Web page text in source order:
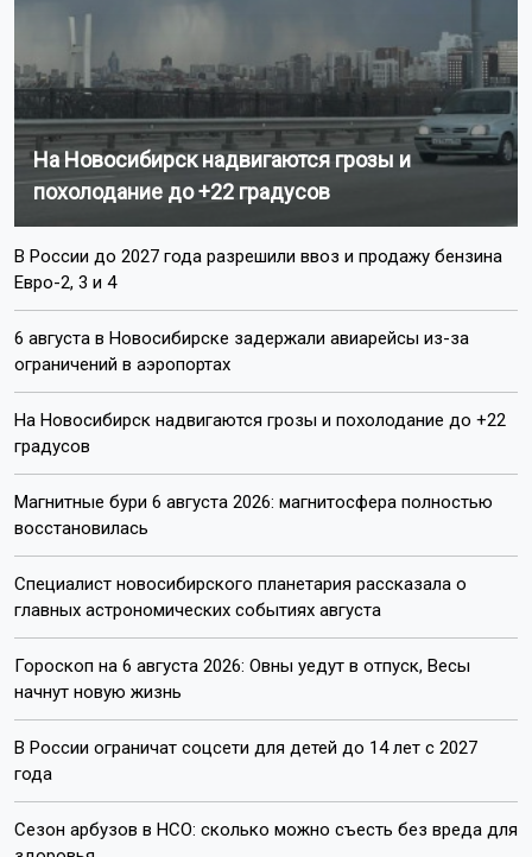
На Новосибирск надвигаются грозы и
похолодание до +22 градусов
В России до 2027 года разрешили ввоз и продажу бензина
Евро-2, 3 и 4
6 августа в Новосибирске задержали авиарейсы из-за
ограничений в аэропортах
На Новосибирск надвигаются грозы и похолодание до +22
градусов
Магнитные бури 6 августа 2026: магнитосфера полностью
восстановилась
Специалист новосибирского планетария рассказала о
главных астрономических событиях августа
Гороскоп на 6 августа 2026: Овны уедут в отпуск, Весы
начнут новую жизнь
В России ограничат соцсети для детей до 14 лет с 2027
года
Сезон арбузов в НСО: сколько можно съесть без вреда для